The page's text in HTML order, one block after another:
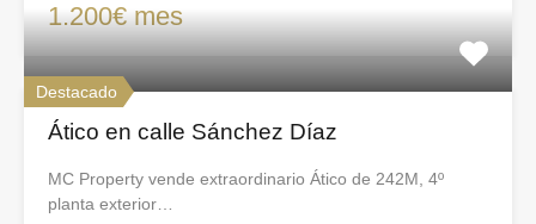
1.200€ mes
Destacado
Ático en calle Sánchez Díaz
MC Property vende extraordinario Ático de 242M, 4º
planta exterior…